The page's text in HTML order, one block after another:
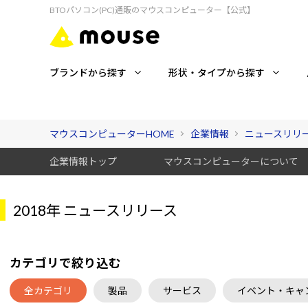
BTOパソコン(PC)通販のマウスコンピューター【公式】
ブランドから探す 形状・タイプから探す
マウスコンピューターHOME 企業情報 ニュースリリ
企業情報トップ マウスコンピューターについて
2018年 ニュースリリース
カテゴリで絞り込む
全カテゴリ 製品 サービス イベント・キャ